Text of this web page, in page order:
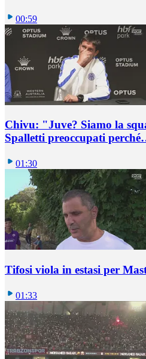
00:59
Chivu: "Juve? Siamo la
Spalletti preoccupati
01:30
Tifosi viola in estasi per
01:33